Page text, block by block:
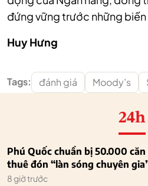
đứng vững trước những
Huy Hưng
Tags: đánh giá Moody’s
24h
Phú Quốc chuẩn bị 50.000
thuê đón “làn sóng chuyên
8 giờ trước